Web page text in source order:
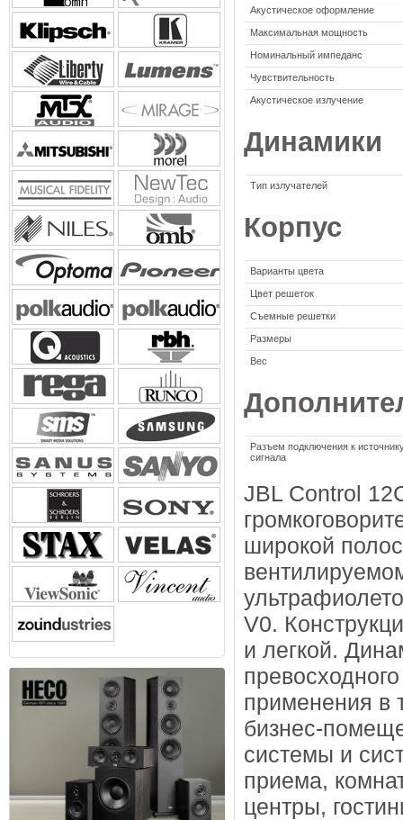
Акустическое оформление
Максимальная мощность
Номинальный импеданс
Чувствительность
Акустическое излучение
Динамики
Тип излучателей
Корпус
Варианты цвета
Цвет решеток
Съемные решетки
Размеры
Вес
Разъем подключения к
сигнала
JBL Control
широкой
V0.
и легкой.
применения в
бизнес-
системы и
приема,
центры,